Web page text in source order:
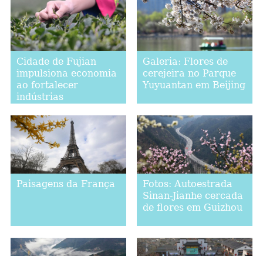
Cidade de Fujian
impulsiona economia
ao fortalecer
indústrias
Galeria: Flores de
cerejeira no Parque
Yuyuantan em Beijing
Paisagens da França
Fotos: Autoestrada
Sinan-Jianhe cercada
de flores em Guizhou